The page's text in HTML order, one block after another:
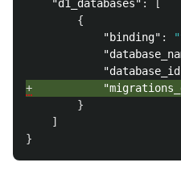
"d1_databases" :
{
"binding" :
+
}
]
}